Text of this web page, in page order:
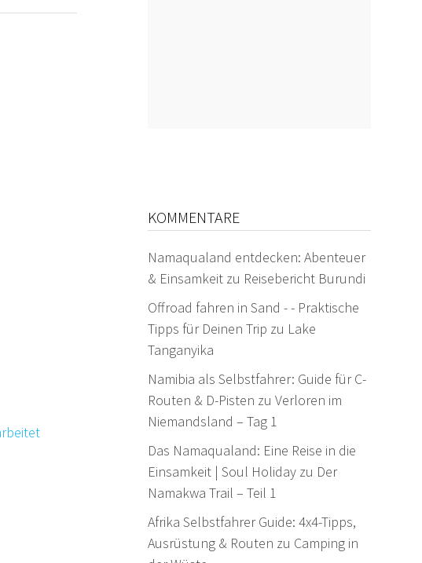
KOMMENTARE
Namaqualand entdecken: Abenteuer
& Einsamkeitzu Reisebericht Burundi
Offroad fahren in Sand - - Praktische
Tipps für Deinen Trip zu Lake
Tanganyika
Namibia als Selbstfahrer: Guide für C-
Routen & D-Pisten zu Verloren im
Niemandsland – Tag 1
Das Namaqualand: Eine Reise in die
Einsamkeit | Soul Holidayzu Der
Namakwa Trail – Teil 1
Afrika Selbstfahrer Guide: 4x4-Tipps,
Ausrüstung & Routen zu Camping in